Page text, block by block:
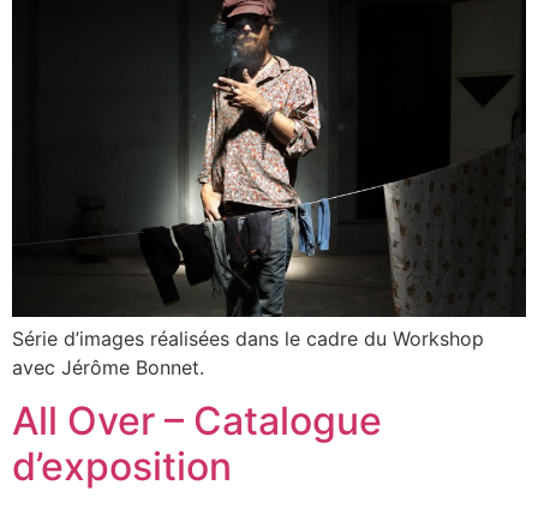
Série d’images réalisées dans le cadre du Workshop
avec Jérôme Bonnet.
All Over – Catalogue
d’exposition